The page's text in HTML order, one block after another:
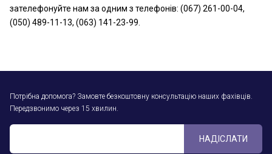
зателефонуйте нам за одним з телефонів: (067) 261-00-04,
(050) 489-11-13, (063) 141-23-99.
Потрібна допомога? Замовте безкоштовну консультацію наших фахівців.
Передзвонимо через 15 хвилин.
НАДІСЛАТИ